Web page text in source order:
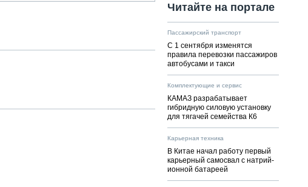
Читайте на портале
Пассажирский транспорт
С 1 сентября изменятся
правила перевозки пассажиров
автобусами и такси
Комплектующие и сервис
КАМАЗ разрабатывает
гибридную силовую установку
для тягачей семейства К6
Карьерная техника
В Китае начал работу первый
карьерный самосвал с натрий-
ионной батареей